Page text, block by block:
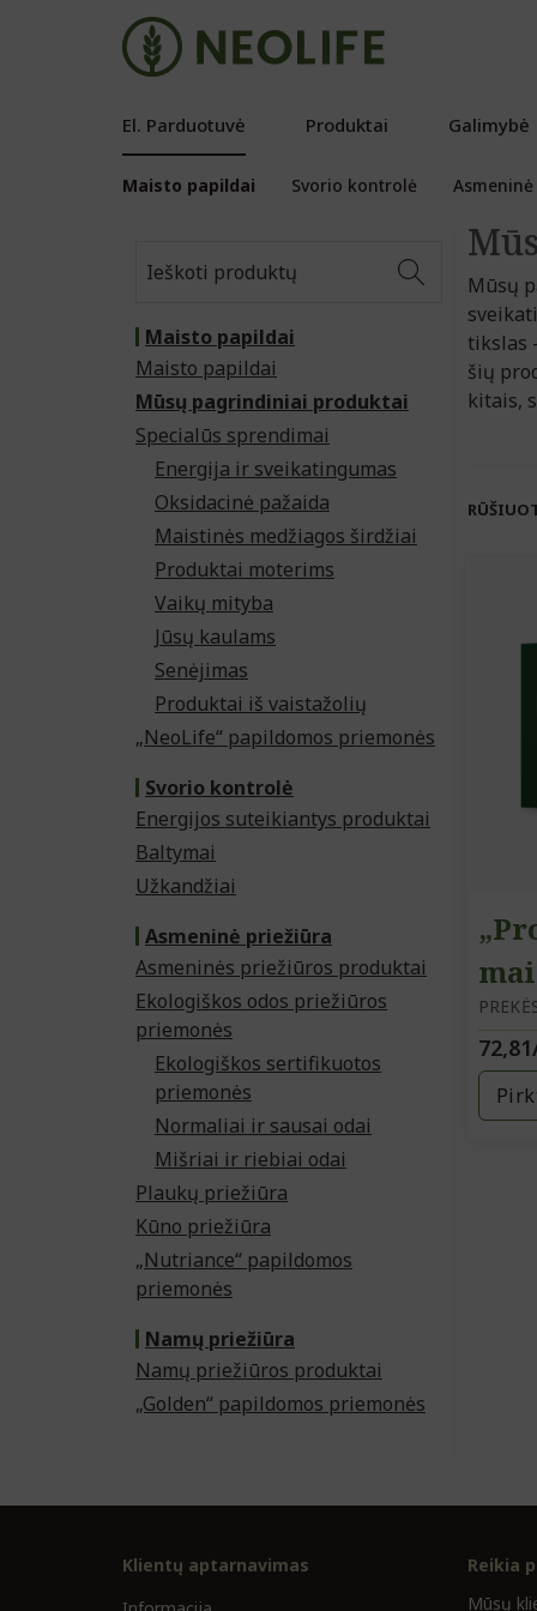
El. Parduotuvė Produktai Galimybė
Maisto papildai Svorio kontrolė
Maisto papildai
Maisto papildai
Mūsų pagrindiniai produktai
Specialūs sprendimai
Energija ir sveikatingumas
Oksidacinė pažaida
Maistinės medžiagos širdžiai
Produktai moterims
Vaikų mityba
Jūsų kaulams
Senėjimas
Produktai iš vaistažolių
„NeoLife“ papildomos priemonės
Svorio kontrolė
Energijos suteikiantys produktai
Baltymai
Užkandžiai
Asmeninė priežiūra
Asmeninės priežiūros produktai
Ekologiškos odos priežiūros
priemonės
Ekologiškos sertifikuotos
priemonės
Normaliai ir sausai odai
Mišriai ir riebiai odai
Plaukų priežiūra
Kūno priežiūra
„Nutriance“ papildomos
priemonės
Namų priežiūra
Namų priežiūros produktai
„Golden“ papildomos priemonės
Mūsų
tikslas
šių
kitais,
Klientų aptarnavimas
Reikia
Mūsų